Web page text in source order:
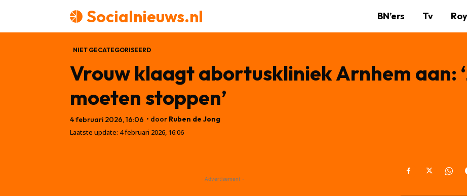
Socialnieuws.nl BN’ers Tv
NIET GECATEGORISEERD
Vrouw klaagt abortuskliniek Arnhem aan:
moeten stoppen’
4 februari 2026, 16:06 • door Ruben de Jong
Laatste update: 4 februari 2026, 16:06
- Advertisement -